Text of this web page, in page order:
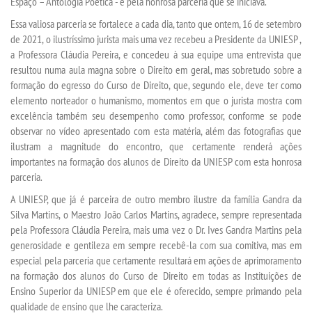
BLOG CONEXÃO UNIESP
LOGIN
WEBMAIL
PORTAL DE ALUNOS
PORTAL DE PROFESSORES/ACADÊMICO
UNIESP
CONTATO
IMPRENSA
Essavaliosa parceria se fortalece a cada dia, tanto que ontem, 16 de setembro
de 2021, o ilustríssimo jurista mais uma vez recebeu a Presidente da UNIESP ,
a Professora Cláudia Pereira, e concedeu àsua equipe uma entrevista que
resultou numa aula magna sobre o Direito em geral, mas sobretudo sobre a
formação doegresso do Curso de Direito, que, segundo ele, deve ter como
elemento norteador o humanismo, momentos em que o jurista mostra com
excelência também seu desempenho como professor, conforme se pode
observar no vídeo apresentado com esta matéria, além das fotografias que
ilustram a magnitude do encontro, que certamente renderá ações
importantes na formação dos alunos de Direito da UNIESP com esta honrosa
parceria.
A UNIESP, que já é parceira de outro membro ilustre da família Gandra da
Silva Martins, o Maestro João Carlos Martins,agradece, sempre representada
pela ProfessoraCláudia Pereira, mais uma vez o Dr. Ives Gandra Martins pela
generosidade e gentileza em sempre recebê-la com sua comitiva, mas em
especial pela parceria que certamente resultará em ações de aprimoramento
na formação dos alunos do Curso de Direito em todas as Instituições de
Ensino Superior da UNIESP em que ele é oferecido, sempre primando pela
qualidade de ensinoque lhe caracteriza.